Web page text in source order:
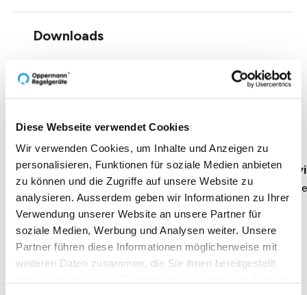
Diese Webseite verwendet Cookies
Wir verwenden Cookies, um Inhalte und Anzeigen zu
personalisieren, Funktionen für soziale Medien anbieten
zu können und die Zugriffe auf unsere Website zu
analysieren. Ausserdem geben wir Informationen zu Ihrer
Verwendung unserer Website an unsere Partner für
soziale Medien, Werbung und Analysen weiter. Unsere
Partner führen diese Informationen möglicherweise mit
weiteren Daten zusammen, die Sie ihnen bereitgestellt
Downloads
Oppermann
Geschäftsführung Heike Dirmeier
Dauer 4 Minuten